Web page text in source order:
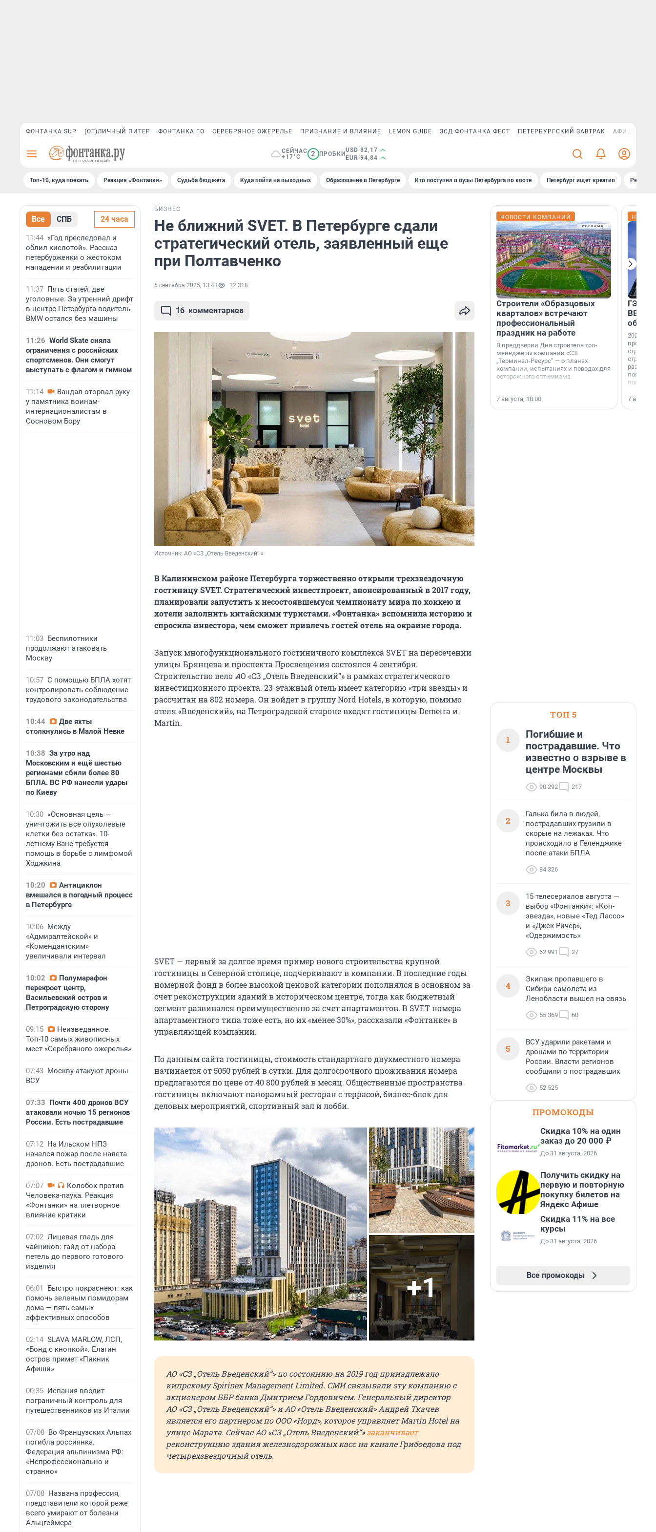
ФОНТАНКА SUP (ОТ)ЛИЧНЫЙ ПИТЕР ФОНТАНКА ГО СЕРЕБРЯНОЕ ОЖЕРЕЛЬЕ ПРИЗНАНИЕ И ВЛИЯНИЕ LEMON GUIDE ЗСД ФОНТАНКА ФЕСТ ПЕТЕРБУРГСКИЙ ЗАВТРАК АФИША PLUS
СЕЙЧАС
+17°C
2 ПРОБКИ
USD 82,17
EUR 94,84
Топ-10, куда поехать Реакция «Фонтанки» Судьба бюджета Куда пойти на выходных Образование в Петербурге Кто поступил в вузы Петербурга по квоте Петербург ищет креатив
Все СПБ 24 часа
11:44 «Год преследовал и
облил кислотой». Рассказ
петербурженки о жестоком
нападении и реабилитации
11:37 Пять статей, две
уголовные. За утренний дрифт
в центре Петербурга водитель
BMW остался без машины
11:26 World Skate сняла
ограничения с российских
спортсменов. Они смогут
выступать с флагом и гимном
11:14
Вандал оторвал руку
у памятника воинам-
интернационалистам в
Сосновом Бору
11:03 Беспилотники
продолжают атаковать
Москву
10:57 С помощью БПЛА хотят
контролировать соблюдение
трудового законодательства
10:44
Две яхты
столкнулись в Малой Невке
10:38 За утро над
Московским и ещё шестью
регионами сбили более 80
БПЛА. ВС РФ нанесли удары
по Киеву
10:30 «Основная цель —
уничтожить все опухолевые
клетки без остатка». 10-
летнему Ване требуется
помощь в борьбе с лимфомой
Ходжкина
10:20
Антициклон
вмешался в погодный процесс
в Петербурге
10:06 Между
«Адмиралтейской» и
«Комендантским»
увеличивали интервал
10:02
Полумарафон
перекроет центр,
Васильевский остров и
Петроградскую сторону
09:15
Неизведанное.
Топ-10 самых живописных
мест «Серебряного ожерелья»
07:43 Москву атакуют дроны
ВСУ
07:33 Почти 400 дронов ВСУ
атаковали ночью 15 регионов
России. Есть пострадавшие
07:12 На Ильском НПЗ
начался пожар после налета
дронов. Есть пострадавшие
07:07
Колобок против
Человека-паука. Реакция
«Фонтанки» на тлетворное
влияние критики
07:02 Лицевая гладь для
чайников: гайд от набора
петель до первого готового
изделия
06:01
Быстро покраснеют: как
помочь зеленым помидорам
дома — пять самых
эффективных способов
02:14 SLAVA MARLOW, ЛСП,
«Бонд с кнопкой». Елагин
остров примет «Пикник
Афиши»
00:35 Испания вводит
пограничный контроль для
путешественников из Италии
07/08 Во Французских Альпах
погибла россиянка.
Федерация альпинизма РФ:
«Непрофессионально и
странно»
07/08 Названа профессия,
представители которой реже
всего умирают от болезни
Альцгеймера
БИЗНЕС
Не ближний SVET. В Петербурге сдали
стратегический отель, заявленный еще
при Полтавченко
5 сентября 2025, 13:43 12 318
16 комментариев
Источник: АО «СЗ „Отель Введенский“ »
В Калининском районе Петербурга торжественно открыли трехзвездочную
гостиницу SVET. Стратегический инвестпроект, анонсированный в 2017 году,
планировали запустить к несостоявшемуся чемпионату мира по хоккею и
хотели заполнить китайскими туристами. «Фонтанка» вспомнила историю и
спросила инвестора, чем сможет привлечь гостей отель на окраине города.
Запуск многофункционального гостиничного комплекса SVET на пересечении
улицы Брянцева и проспекта Просвещения состоялся 4 сентября.
Строительство вело АО «СЗ „Отель Введенский“» в рамках стратегического
инвестиционного проекта. 23-этажный отель имеет категорию «три звезды» и
рассчитан на 802 номера. Он войдет в группу Nord Hotels, в которую, помимо
отеля «Введенский», на Петроградской стороне входят гостиницы Demetra и
Martin.
SVET — первый за долгое время пример нового строительства крупной
гостиницы в Северной столице, подчеркивают в компании. В последние годы
номерной фонд в более высокой ценовой категории пополнялся в основном за
счет реконструкции зданий в историческом центре, тогда как бюджетный
сегмент развивался преимущественно за счет апартаментов. В SVET номера
апартаментного типа тоже есть, но их «менее 30%», рассказали «Фонтанке» в
управляющей компании.
По данным сайта гостиницы, стоимость стандартного двухместного номера
начинается от 5050 рублей в сутки. Для долгосрочного проживания номера
предлагаются по цене от 40 800 рублей в месяц. Общественные пространства
гостиницы включают панорамный ресторан с террасой, бизнес-блок для
деловых мероприятий, спортивный зал и лобби.
+1
АО «СЗ „Отель Введенский“» по состоянию на 2019 год принадлежало
кипрскому Spirinex Management Limited. СМИ связывали эту компанию с
акционером ББР банка Дмитрием Гордовичем. Генеральный директор
АО «СЗ „Отель Введенский“» и АО «Отель Введенский» Андрей Ткачев
является его партнером по ООО «Норд», которое управляет Martin Hotel на
улице Марата. Сейчас АО «СЗ „Отель Введенский“»заканчивает
реконструкцию здания железнодорожных касс на канале Грибоедова под
четырехзвездочный отель.
НОВОСТИ КОМПАНИЙ
Строители «Образцовых
кварталов» встречают
профессиональный
праздник на работе
В преддверии Дня строителя топ-
менеджеры компании «СЗ
„Терминал-Ресурс“ — о планах
компании, испытаниях и поводах для
осторожного оптимизма.
7 августа, 18:00
ГЭС,
ВВП: в
об
2026-й —
раз. В
7
ТОП 5
1
Погибшие и
пострадавшие. Что
известно о взрыве в
центре Москвы
90 292 217
2
Галька била в людей,
пострадавших грузили в
скорые на лежаках. Что
происходило в Геленджике
после атаки БПЛА
84 326
3
15 телесериалов августа —
выбор «Фонтанки»: «Коп-
звезда», новые «Тед Лассо»
и «Джек Ричер»,
«Одержимость»
62 991 27
4
Экипаж пропавшего в
Сибири самолета из
Ленобласти вышел на связь
55 369 60
5
ВСУ ударили ракетами и
дронами по территории
России. Власти регионов
сообщили о пострадавших
52 525
ПРОМОКОДЫ
Скидка 10% на один
заказ до 20 000 ₽
До 31 августа, 2026
Получить скидку на
первую и повторную
покупку билетов на
Яндекс Афише
Скидка 11% на все
курсы
До 31 августа, 2026
Все промокоды